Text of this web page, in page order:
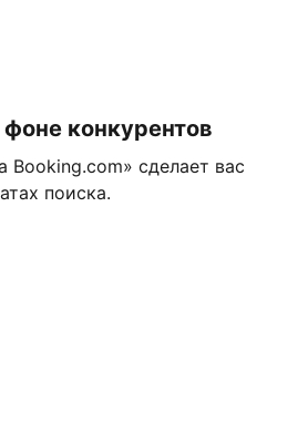
конкурентов
Booking.com» сделает вас
поиска.